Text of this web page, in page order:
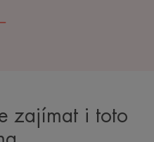
zajímat i toto